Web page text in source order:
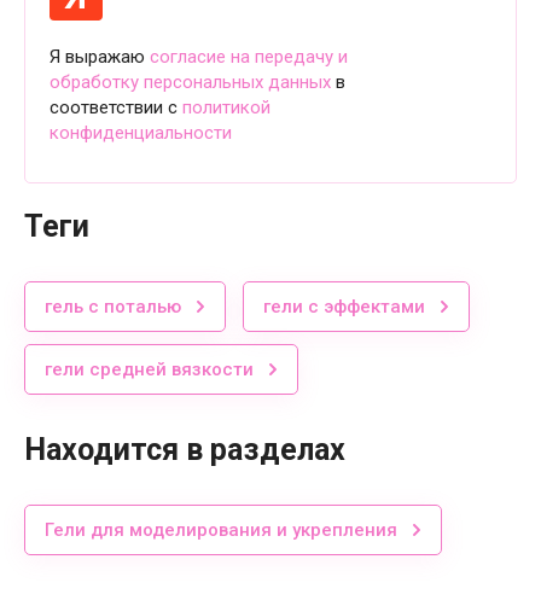
Я выражаю согласие на передачу и
обработку персональных данных в
соответствии с политикой
конфиденциальности
теги
гель с поталью гели с эффектами
гели средней вязкости
Находится в разделах
Гели для моделирования и укрепления